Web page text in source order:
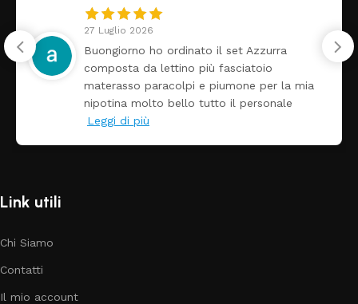
27 Luglio 2026
Buongiorno ho ordinato il set Azzurra
composta da lettino più fasciatoio
materasso paracolpi e piumone per la mia
nipotina molto bello tutto il personale
Leggi di più
Link utili
Chi Siamo
Contatti
Il mio account